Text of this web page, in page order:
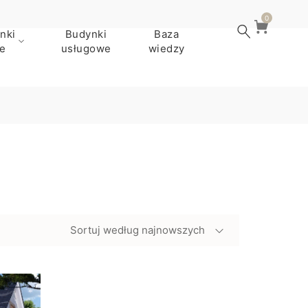
Budynki
usługowe
Baza
wiedzy
0
Sortuj według najnowszych